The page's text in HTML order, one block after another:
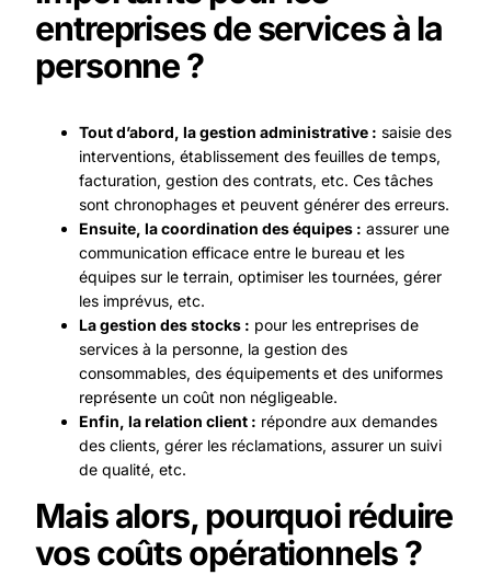
entreprises de services à la
personne ?
Tout d’abord, la gestion administrative : saisie des
interventions, établissement des feuilles de temps,
facturation, gestion des contrats, etc. Ces tâches
sont chronophages et peuvent générer des erreurs.
Ensuite, la coordination des équipes : assurer une
communication efficace entre le bureau et les
équipes sur le terrain, optimiser les tournées, gérer
les imprévus, etc.
La gestion des stocks : pour les entreprises de
services à la personne, la gestion des
consommables, des équipements et des uniformes
représente un coût non négligeable.
Enfin, la relation client : répondre aux demandes
des clients, gérer les réclamations, assurer un suivi
de qualité, etc.
Mais alors, pourquoi réduire
vos coûts opérationnels ?